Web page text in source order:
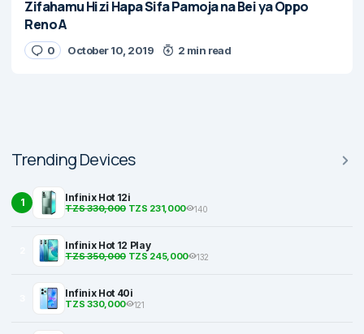
Zifahamu Hizi Hapa Sifa Pamoja na Bei ya Oppo
Reno A
0 October 10, 2019 2 min read
Trending Devices
1 Infinix Hot 12i
TZS 330,000TZS 231,000 140
Infinix Hot 12 Play
TZS 350,000TZS 245,000 132
Infinix Hot 40i
TZS 330,000 121